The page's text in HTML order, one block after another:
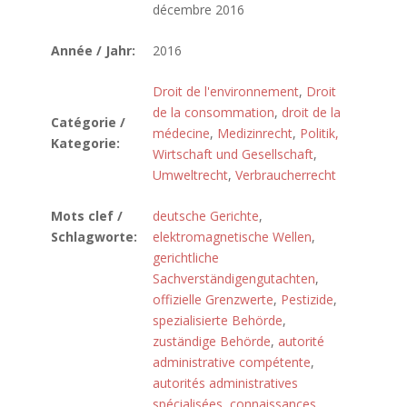
décembre 2016
Année / Jahr: 2016
Catégorie /
Kategorie:
Droit de l'environnement, Droit
de la consommation, droit de la
médecine, Medizinrecht, Politik,
Wirtschaft und Gesellschaft,
Umweltrecht, Verbraucherrecht
Mots clef /
Schlagworte:
deutsche Gerichte,
elektromagnetische Wellen,
gerichtliche
Sachverständigengutachten,
offizielle Grenzwerte, Pestizide,
spezialisierte Behörde,
zuständige Behörde, autorité
administrative compétente,
autorités administratives